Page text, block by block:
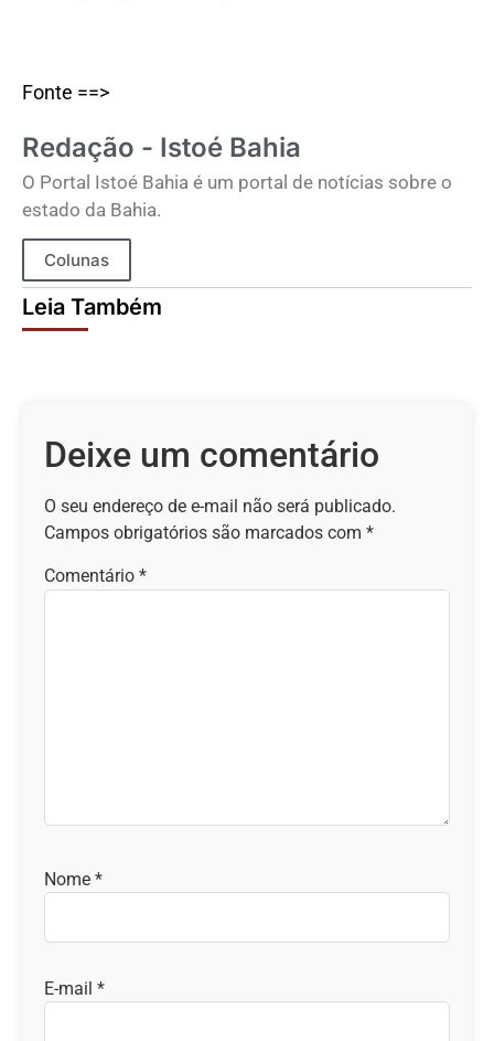
Fonte ==>
Redação - Istoé Bahia
O Portal Istoé Bahia é um portal de notícias sobre o
estado da Bahia.
Colunas
Leia Também
Deixe um comentário
O seu endereço de e-mail não será publicado.
Campos obrigatórios são marcados com *
Comentário *
Nome *
E-mail *